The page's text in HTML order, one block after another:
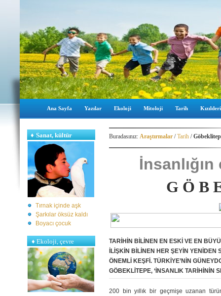
Ana Sayfa Yazılar Ekoloji Mitoloji Tarih
♦ Sanat, kültür
Tırnak içinde aşk
Şarkılar öksüz kaldı
Boyacı çocuk
♦Ekoloji, çevre
Buradasınız: Araştırmalar /Tarih /
G Ö B
TARIHIN BILINEN EN ESKI VE EN
ILIŞKIN BILINEN HER ŞEYIN
ÖNEMLI KEŞFI. TÜRKIYE’NIN
GÖBEKLITEPE, ‘İNSANLIK TARIHININ
200 bin yıllık bir geçmişe uzanan